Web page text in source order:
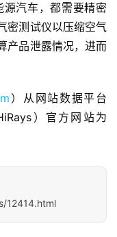
汽车，都需要精密
密测试仪以压缩空气
产品泄露情况，进而
）从网站数据平台
）官方网站为
12414.html